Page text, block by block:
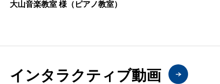
大山音楽教室 様（ピアノ教室）
インタラクティブ動画